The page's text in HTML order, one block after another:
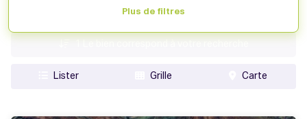
Plus de filtres
Lister Grille Carte